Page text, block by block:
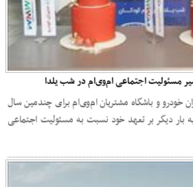
مسئولیت اجتماعی ام‌وی‌ام در شب یلدا
خودرو و باشگاه مشتریان ام‌وی‌ام برای چندمین سال
بار دیگر بر تعهد خود نسبت به مسئولیت اجتماعی